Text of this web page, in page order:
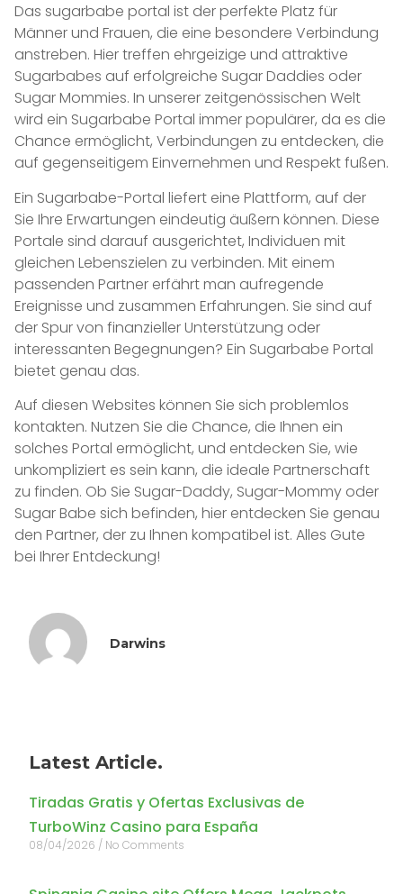
Das sugarbabe portal ist der perfekte Platz für
Männer und Frauen, die eine besondere Verbindung
anstreben. Hier treffen ehrgeizige und attraktive
Sugarbabes auf erfolgreiche Sugar Daddies oder
Sugar Mommies. In unserer zeitgenössischen Welt
wird ein Sugarbabe Portal immer populärer, da es die
Chance ermöglicht, Verbindungen zu entdecken, die
auf gegenseitigem Einvernehmen und Respekt fußen.
Ein Sugarbabe-Portal liefert eine Plattform, auf der
Sie Ihre Erwartungen eindeutig äußern können. Diese
Portale sind darauf ausgerichtet, Individuen mit
gleichen Lebenszielen zu verbinden. Mit einem
passenden Partner erfährt man aufregende
Ereignisse und zusammen Erfahrungen. Sie sind auf
der Spur von finanzieller Unterstützung oder
interessanten Begegnungen? Ein Sugarbabe Portal
bietet genau das.
Auf diesen Websites können Sie sich problemlos
kontakten. Nutzen Sie die Chance, die Ihnen ein
solches Portal ermöglicht, und entdecken Sie, wie
unkompliziert es sein kann, die ideale Partnerschaft
zu finden. Ob Sie Sugar-Daddy, Sugar-Mommy oder
Sugar Babe sich befinden, hier entdecken Sie genau
den Partner, der zu Ihnen kompatibel ist. Alles Gute
bei Ihrer Entdeckung!
Darwins
Latest Article.
Tiradas Gratis y Ofertas Exclusivas de
TurboWinz Casino para España
08/04/2026 No Comments